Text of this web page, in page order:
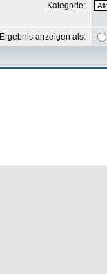
Kategorie:
Ergebnis anzeigen als: